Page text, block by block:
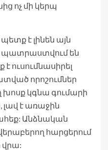
ոչ մի կերպ
է լինեն այն
պատրաստվում են
ուսումնասիրել
որոշումներ
խոսք կգնա գումարի
լավ է առաջին
Անձնական
հարցերում
վրա: